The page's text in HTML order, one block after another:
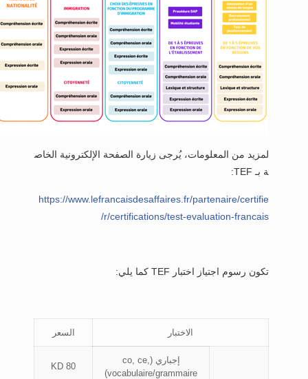
لمزيد من المعلومات، يُرجى زيارة الصفحة الإلكترونية الخاص
ة بـ TEF:
https://www.lefrancaisdesaffaires.fr/partenaire/certifie
r/certifications/test-evaluation-francais/
تكون رسوم اجتياز اختبار TEF كما يلي:
الاختبار السعر
إجباري (co, ce,
vocabulaire/grammaire)
80 KD